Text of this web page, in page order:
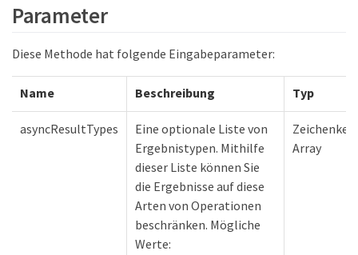
Parameter
Diese Methode hat folgende Eingabeparameter:
Name Beschreibung Typ
asyncResultTypes
Eine optionale Liste von
Ergebnistypen. Mithilfe
dieser Liste können Sie
die Ergebnisse auf diese
Arten von Operationen
beschränken. Mögliche
Werte:
Array